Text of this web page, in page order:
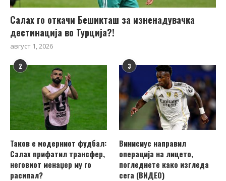
Салах го откачи Бешикташ за изненадувачка
дестинација во Турција?!
август 1, 2026
2
Таков е модерниот фудбал:
Салах прифатил трансфер,
неговиот менаџер му го
расипал?
3
Винисиус направил
операција на лицето,
погледнете како изгледа
сега (ВИДЕО)